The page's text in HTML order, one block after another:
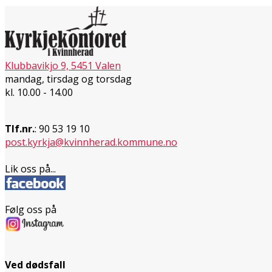
Klubbavikjo 9, 5451 Valen
mandag, tirsdag og torsdag
kl. 10.00 - 14.00
Tlf.nr.: 90 53 19 10
post.kyrkja@kvinnherad.kommune.no
Lik oss på...
Følg oss på
Ved dødsfall